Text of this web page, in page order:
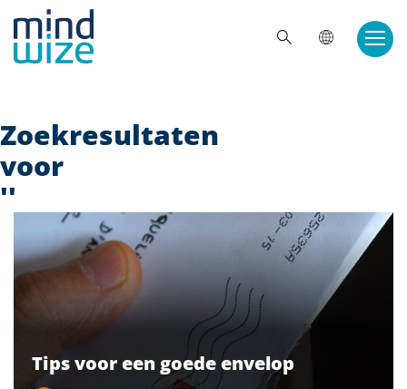
Zoekresultaten
voor
''
Tips voor een goede envelop